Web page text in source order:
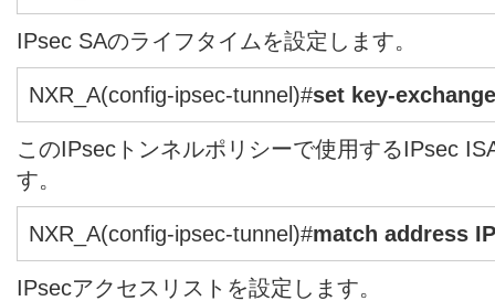
IPsec SAのライフタイムを設定します。
NXR_A(config-ipsec-tunnel)#set key-
このIPsecトンネルポリシーで使用するIPsec
す。
NXR_A(config-ipsec-tunnel)#match address
IPsecアクセスリストを設定します。